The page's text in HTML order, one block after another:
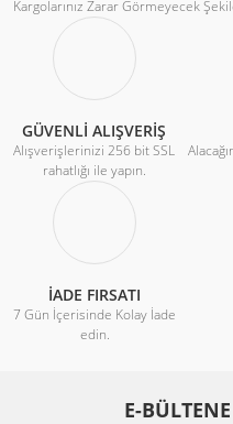
Kargolarınız Zarar Görmeyecek
GÜVENLİ ALIŞVERİŞ
Alışverişlerinizi 256 bit SSL
rahatlığı ile yapın.
İADE FIRSATI
7 Gün İçerisinde Kolay İade
edin.
E-